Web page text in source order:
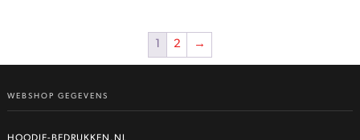
1 2 →
WEBSHOP GEGEVENS